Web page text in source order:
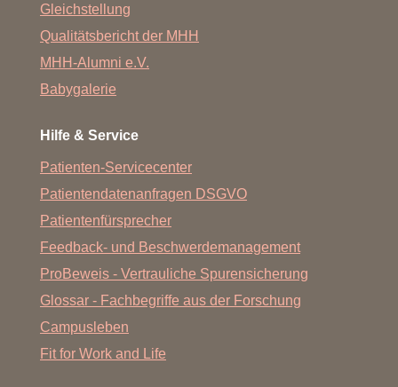
Gleichstellung
Qualitätsbericht der MHH
MHH-Alumni e.V.
Babygalerie
Hilfe & Service
Patienten-Servicecenter
Patientendatenanfragen DSGVO
Patientenfürsprecher
Feedback- und Beschwerdemanagement
ProBeweis - Vertrauliche Spurensicherung
Glossar - Fachbegriffe aus der Forschung
Campusleben
Fit for Work and Life